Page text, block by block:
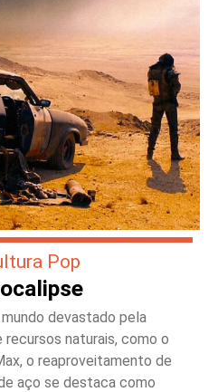
Pop
devastado pela
naturais, como o
o reaproveitamento de
aço se destaca como